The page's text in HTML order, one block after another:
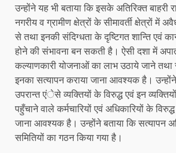
उन्होंने यह भी बताया कि इसके अतिरिक्त बाहरी
नगरीय व ग्रामीण क्षेत्रों के सीमावर्ती क्षेत्रों
से तथा इनकी संदिग्धता के दृष्टिगत शान्ति एवं
होने की संभावना बन सकती है। ऐसी दशा में
कल्याणकारी योजनाओं का लाभ उठाये जाने तथा
इनका सत्यापन कराया जाना आवश्यक है।
उपरान्त एंेसे व्यक्तियों के विरुद्ध एवं इन
पहुँचाने वाले कर्मचारियों एवं अधिकारियों के विरुद्ध
जाना आवश्यक है। उन्होंने बताया कि सत्यापन
समितियों का गठन किया गया है।